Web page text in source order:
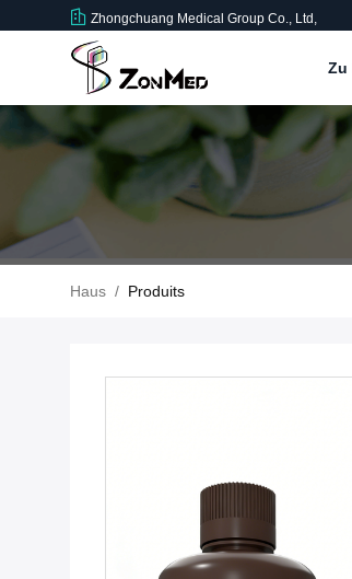
Zhongchuang Medical Group Co., Ltd,
Zu
Haus / Produits